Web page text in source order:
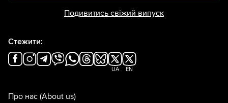
Подивитись свіжий випуск
Стежити:
UA EN
Про нас (About us)